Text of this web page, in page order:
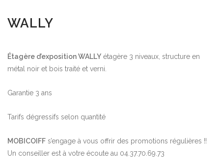
WALLY
Étagère d’exposition WALLY étagère 3 niveaux, structure en
métal noir et bois traité et verni.
Garantie 3 ans
Tarifs dégressifs selon quantité
MOBICOIFF s’engage à vous offrir des promotions régulières !!
Un conseiller est à votre écoute au 04.37.70.69.73